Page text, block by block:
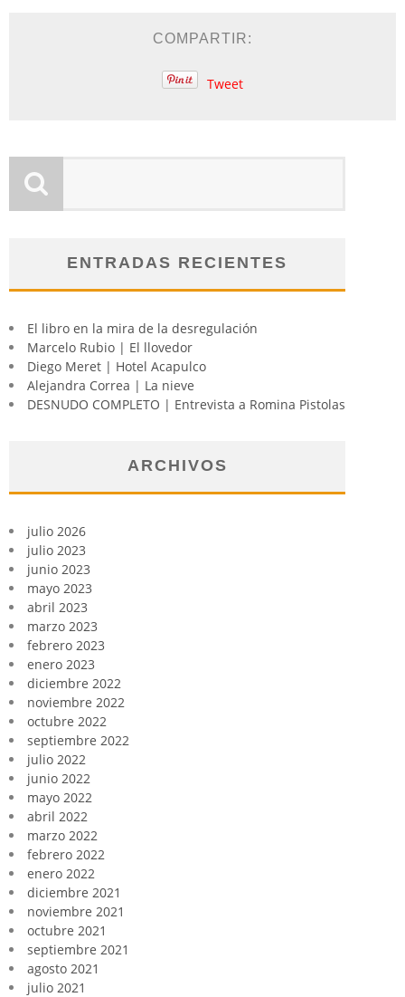
COMPARTIR:
Tweet
ENTRADAS RECIENTES
El libro en la mira de la desregulación
Marcelo Rubio | El llovedor
Diego Meret | Hotel Acapulco
Alejandra Correa | La nieve
DESNUDO COMPLETO | Entrevista a Romina Pistolas
ARCHIVOS
julio 2026
julio 2023
junio 2023
mayo 2023
abril 2023
marzo 2023
febrero 2023
enero 2023
diciembre 2022
noviembre 2022
octubre 2022
septiembre 2022
julio 2022
junio 2022
mayo 2022
abril 2022
marzo 2022
febrero 2022
enero 2022
diciembre 2021
noviembre 2021
octubre 2021
septiembre 2021
agosto 2021
julio 2021